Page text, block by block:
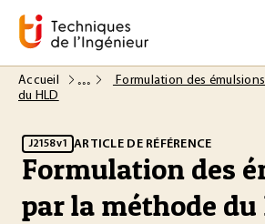
Accueil
Formulation des
du HLD
J2158 v1 ARTICLE DE RÉFÉRENCE
Formulation des
par la méthode du